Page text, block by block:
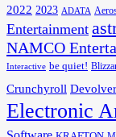
2022 2023 ADATA
Entertainment
NAMCO
Interactive be quiet!
Crunchyroll
Electronic